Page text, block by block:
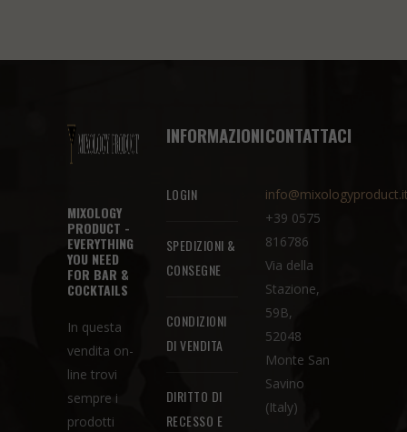
MIXOLOGY
PRODUCT -
EVERYTHING
YOU NEED
FOR BAR &
COCKTAILS
In questa
vendita on-
line trovi
sempre i
prodotti
INFORMAZIONI
LOGIN
SPEDIZIONI &
CONSEGNE
CONDIZIONI
DI VENDITA
DIRITTO DI
RECESSO E
CONTATTACI
+39 0575
816786
Via della
Stazione,
59B,
52048
Monte San
Savino
(Italy)